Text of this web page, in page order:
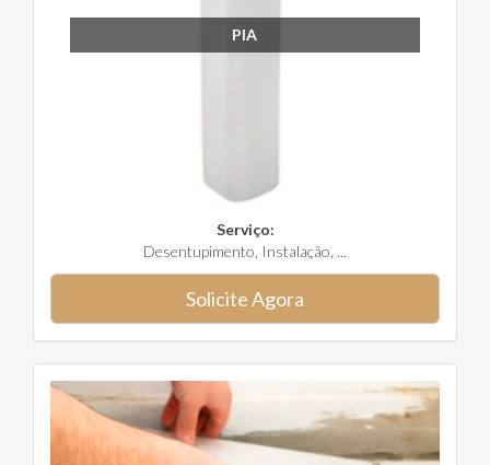
PIA
Serviço:
Desentupimento, Instalação, ...
Solicite Agora